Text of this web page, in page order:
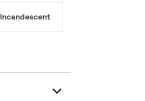
Incandescent